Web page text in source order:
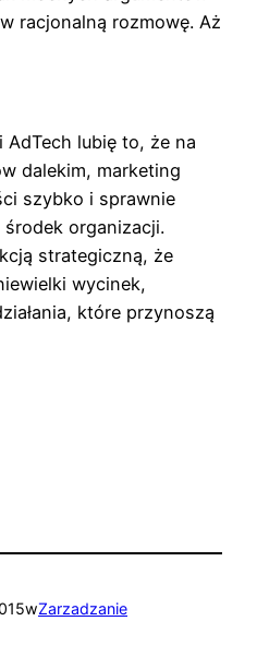
racjonalną rozmowę. Aż
AdTech lubię to, że na
dalekim, marketing
szybko i sprawnie
organizacji.
strategiczną, że
wycinek,
które przynoszą
wZarzadzanie